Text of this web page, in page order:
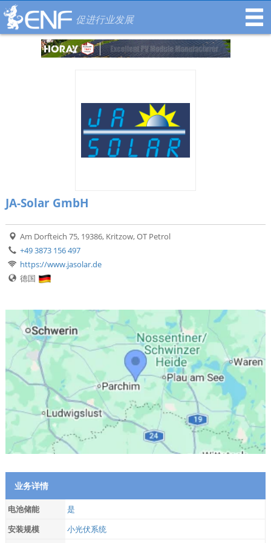
促进行业发展
JA-Solar GmbH
Am Dorfteich 75, 19386, Kritzow, OT Petrol
+49 3873 156 497
https://www.jasolar.de
德国
业务详情
电池储能
是
安装规模
小光伏系统